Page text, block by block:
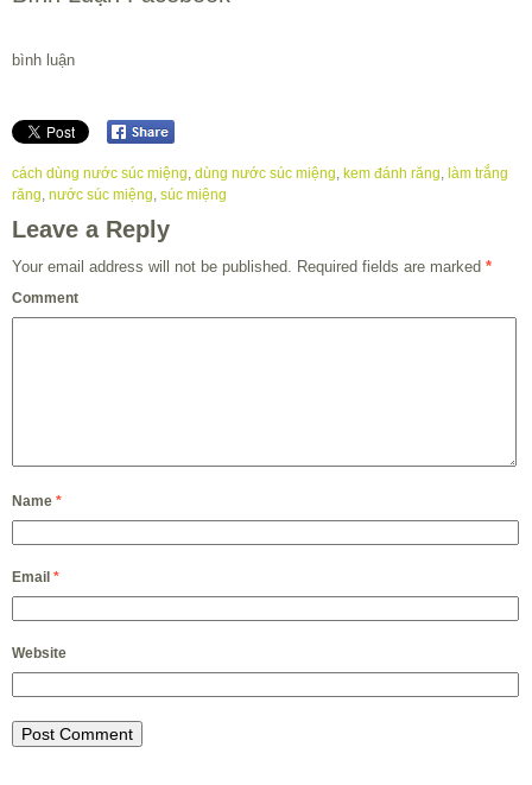
bình luận
cách dùng nước súc miệng, dùng nước súc miệng, kem đánh răng, làm trắng
răng, nước súc miệng, súc miệng
Leave a Reply
Your email address will not be published. Required fields are marked *
Comment
Name *
Email *
Website